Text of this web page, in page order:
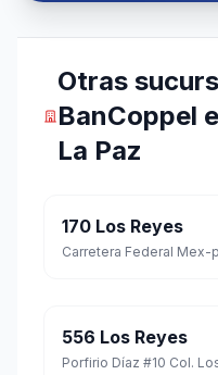
Otras
BanCoppel
La Paz
170 Los Reyes
556 Los Reyes